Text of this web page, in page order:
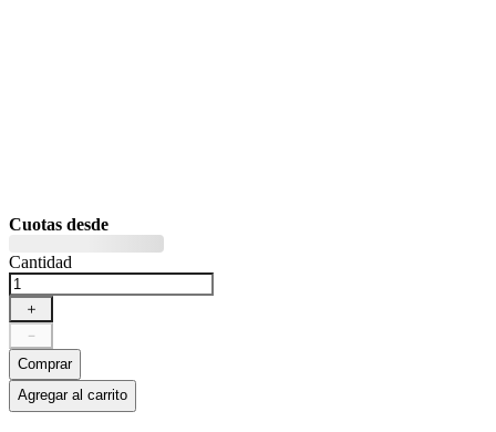
Cuotas desde
Cantidad
＋
－
Comprar
Agregar al carrito